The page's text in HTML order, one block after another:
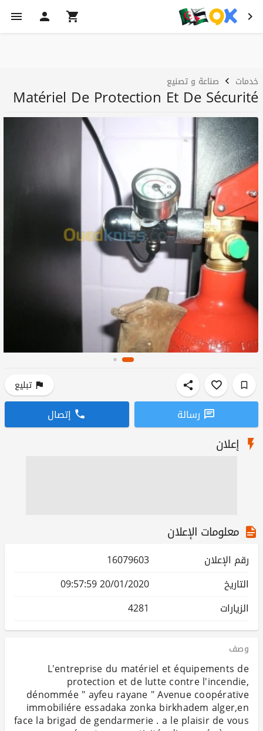
خدمات صناعة و تصنيع
Matériel De Protection Et De Sécurité
تبليع
رسالة إتصال
إعلان
معلومات الإعلان
رقم الإعلان
16079603
التاريخ
20/01/2020 09:57:59
الزيارات
4281
وصف
L'entreprise du matériel et équipements de
protection et de lutte contre l'incendie,
dénommée " ayfeu rayane " Avenue coopérative
immobiliére essadaka zonka birkhadem alger,en
face la brigad de gendarmerie . a le plaisir de vous